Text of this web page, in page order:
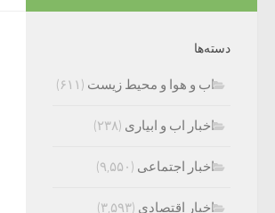
دسته‌ها
اب و هوا و محیط زیست (۶۱۱)
اخبار اب و ابیاری (۲۳۸)
اخبار اجتماعی (۹,۵۵۰)
اخبار اقتصادی (۳,۵۹۳)